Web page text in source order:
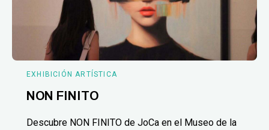
EXHIBICIÓN ARTÍSTICA
NON FINITO
Descubre NON FINITO de JoCa en el Museo de la